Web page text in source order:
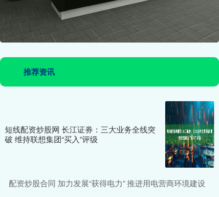
推荐资讯
短线配资炒股网 长江证券：三大业务全线突
破 维持联想集团“买入”评级
配资炒股合同 加力发展“获得电力” 推进用电营商环境建设